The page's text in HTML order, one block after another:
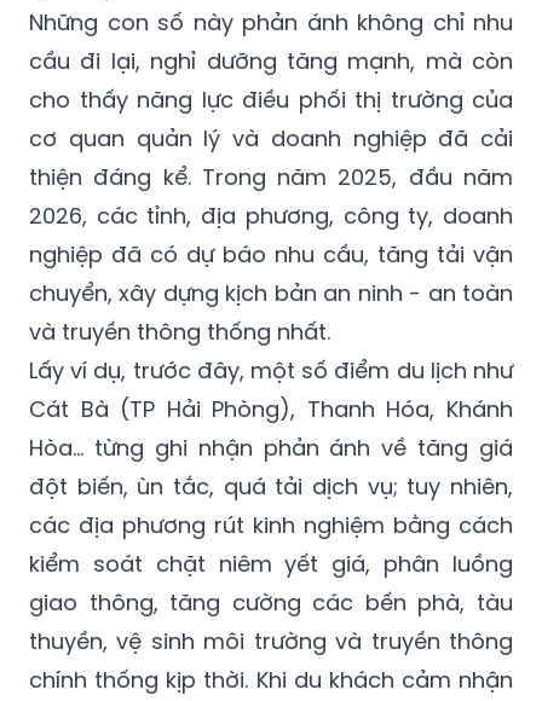
Những con số này phản ánh không chỉ nhu
cầu đi lại, nghỉ dưỡng tăng mạnh, mà còn
cho thấy năng lực điều phối thị trường của
cơ quan quản lý và doanh nghiệp đã cải
thiện đáng kể. Trong năm 2025, đầu năm
2026, các tỉnh, địa phương, công ty, doanh
nghiệp đã có dự báo nhu cầu, tăng tải vận
chuyển, xây dựng kịch bản an ninh - an toàn
và truyền thông thống nhất.
Lấy ví dụ, trước đây, một số điểm du lịch như
Cát Bà (TP Hải Phòng), Thanh Hóa, Khánh
Hòa... từng ghi nhận phản ánh về tăng giá
đột biến, ùn tắc, quá tải dịch vụ; tuy nhiên,
các địa phương rút kinh nghiệm bằng cách
kiểm soát chặt niêm yết giá, phân luồng
giao thông, tăng cường các bến phà, tàu
thuyền, vệ sinh môi trường và truyền thông
chính thống kịp thời. Khi du khách cảm nhận